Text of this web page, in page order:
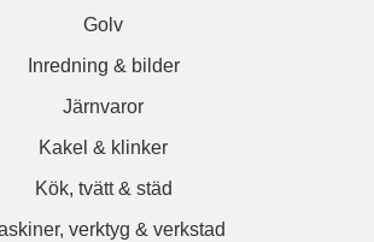
Golv
Inredning & bilder
Järnvaror
Kakel & klinker
Kök, tvätt & städ
verktyg & verkstad